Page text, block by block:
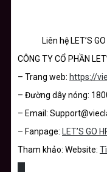
Liên hệ LET’S
CÔNG TY CỔ PHẦN
– Trang web: https://
– Đường dây nóng:
– Email:
– Fanpage: LET’S GO
Tham khảo: Website: